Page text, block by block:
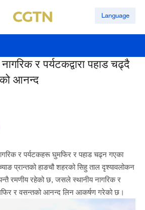
Language
र पर्यटकद्वारा पहाड चढ्दै
आनन्द
र पर्यटकहरू घुमफिर र पहाड चढ्न गएका
प्रान्तको हाङचौ शहरको सिहु ताल दृश्यावलोकन
रमणीय रहेको छ, जसले स्थानीय नागरिक र
र वसन्तको आनन्द लिन आकर्षण गरेको छ।